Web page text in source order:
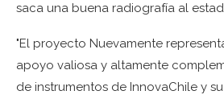
saca una buena radiografía al
"El proyecto Nuevamente
apoyo valiosa y altamente
de instrumentos de InnovaChile y